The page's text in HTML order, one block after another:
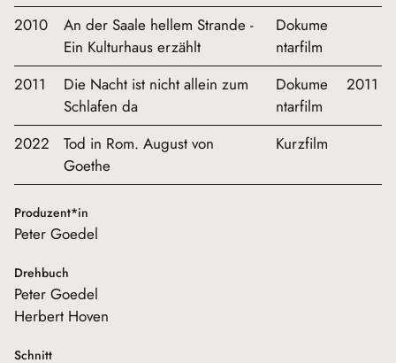
2010
An der Saale hellem Strande -
Ein Kulturhaus erzählt
Dokume
ntarfilm
2011
Die Nacht ist nicht allein zum
Schlafen da
Dokume
ntarfilm
2011
2022
Tod in Rom. August von
Goethe
Kurzfilm
Produzent*in
Peter Goedel
Drehbuch
Peter Goedel
Herbert Hoven
Schnitt